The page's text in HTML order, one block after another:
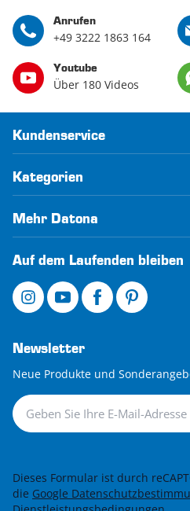
Anrufen
+49 3222 1863 164
Youtube
Über 180 Videos
Kundenservice
Kategorien
Mehr Datona
Auf dem Laufenden bleiben
Newsletter
Neue Produkte und
Newsletter
Dieses Formular ist durch
die Google